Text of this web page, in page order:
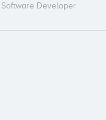
Software Developer